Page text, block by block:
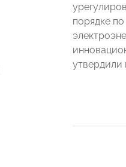
порядке
утвердили